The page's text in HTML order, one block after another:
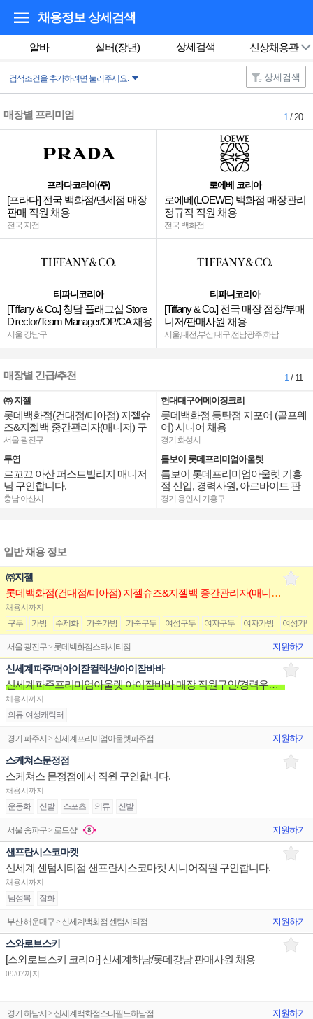
채용정보 상세검색
알바 실버(장년) 상세검색 신상채용관
검색조건을 추가하려면 눌러주세요. 상세검색
매장별 프리미엄 1/ 20
프라다코리아(주)
[프라다] 전국 백화점/면세점 매장
판매 직원 채용
전국 지점
티파니코리아
[Tiffany & Co.] 청담 플래그십 Store
Director/Team Manager/OP/CA 채용
서울 강남구
로에베 코리아
로에베(LOEWE) 백화점 매장관리
정규직 직원 채용
전국 백화점
티파니코리아
[Tiffany & Co.] 전국 매장 점장/부매
니저/판매사원 채용
서울,대전,부산,대구,전남광주,하남
매장별 긴급/추천 1/ 11
㈜ 지젤
롯데백화점(건대점/미아점) 지젤슈
즈&지젤백 중간관리자(매니저) 구
인합니다
서울 광진구
두연
르꼬끄 아산 퍼스트빌리지 매니저
님 구인합니다.
충남 아산시
현대대구어메이징크리
롯데백화점 동탄점 지포어 (골프웨
어) 시니어 채용
경기 화성시
톰보이 롯데프리미엄아울렛
톰보이 롯데프리미엄아울렛 기흥
점 신입, 경력사원, 아르바이트 판
매직 구인합니다.
경기 용인시 기흥구
일반 채용 정보
㈜지젤
롯데백화점(건대점/미아점) 지젤슈즈&지젤백 중간관리자(매니저) 구인합니다
채용시까지
구두 가방 수제화 가죽가방 가죽구두 여성구두 여자구두 여자가방 여성가방
서울 광진구 > 롯데백화점스타시티점 지원하기
신세계파주/더아이잗컬렉션/아이잗바바
신세계파주프리미엄아울렛 아이잗바바 매장 직원구인/경력우대/분위기좋은매장/장기근무환영
채용시까지
의류-여성캐릭터
경기 파주시 > 신세계프리미엄아울렛파주점 지원하기
스케쳐스문정점
스케쳐스 문정점에서 직원 구인합니다.
채용시까지
운동화 신발 스포츠 의류 신발
서울 송파구 > 로드샵 지원하기
샌프란시스코마켓
신세계 센텀시티점 샌프란시스코마켓 시니어직원 구인합니다.
채용시까지
남성복 잡화
부산 해운대구 > 신세계백화점 센텀시티점 지원하기
스와로브스키
[스와로브스키 코리아] 신세계하남/롯데강남 판매사원 채용
09/07까지
경기 하남시 > 신세계백화점스타필드하남점 지원하기